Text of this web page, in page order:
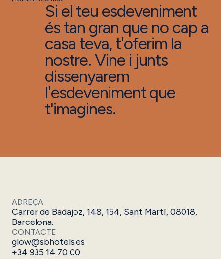
Si el teu esdeveniment
és tan gran que no cap a
casa teva, t'oferim la
nostre. Vine i junts
dissenyarem
l'esdeveniment que
t'imagines.
ADREÇA
Carrer de Badajoz, 148, 154, Sant Martí, 08018,
Barcelona.
CONTACTE
glow@sbhotels.es
+34 935 14 70 00